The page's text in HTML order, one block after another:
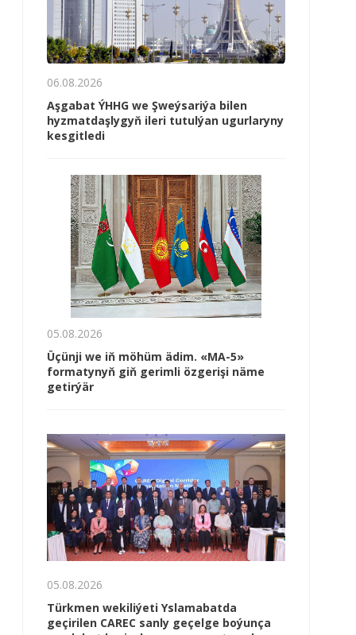
06.08.2026
Aşgabat ÝHHG we Şweýsariýa bilen
hyzmatdaşlygyň ileri tutulýan ugurlaryny
kesgitledi
05.08.2026
Üçünji we iň möhüm ädim. «MA-5»
formatynyň giň gerimli özgerişi näme
getirýär
05.08.2026
Türkmen wekiliýeti Yslamabatda
geçirilen CAREC sanly geçelge boýunça